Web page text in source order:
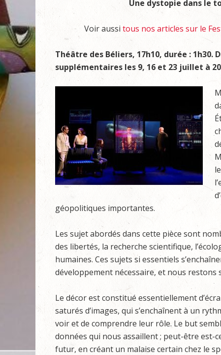
Une dystopie dans le
Voir aussi tous nos articles sur le
Théâtre des Béliers, 17h10, durée :
supplémentaires les 9, 16 et 23 juillet à
géopolitiques importantes.
Les sujet abordés dans cette pièce sont
des libertés, la recherche scientifique,
humaines. Ces sujets si essentiels
développement nécessaire, et nous
Le décor est constitué essentiellement
saturés d’images, qui s’enchaînent à un
voir et de comprendre leur rôle. Le but
données qui nous assaillent ; peut-être est-
futur, en créant un malaise certain chez le